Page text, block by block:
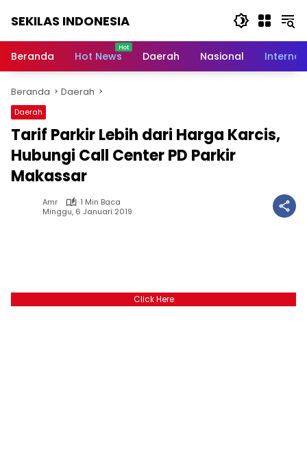
SEKILAS INDONESIA
Terkini,
Latest
World,
Headlines,
News
Today
Beranda Hot News Daerah Nasional
Beranda Daerah
Daerah
Tarif Parkir Lebih dari Harga Karcis,
Hubungi Call Center PD Parkir
Makassar
Amr
1 Min Baca
Minggu, 6 Januari 2019
Click Here